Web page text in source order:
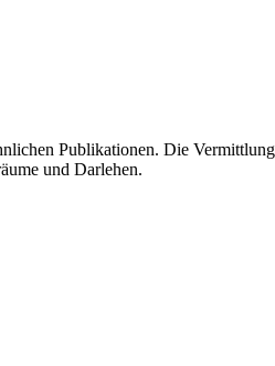
Publikationen. Die
und Darlehen.